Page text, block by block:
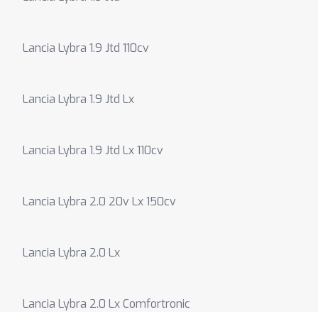
Lancia Lybra 1.9 Jtd 110cv
Lancia Lybra 1.9 Jtd Lx
Lancia Lybra 1.9 Jtd Lx 110cv
Lancia Lybra 2.0 20v Lx 150cv
Lancia Lybra 2.0 Lx
Lancia Lybra 2.0 Lx Comfortronic